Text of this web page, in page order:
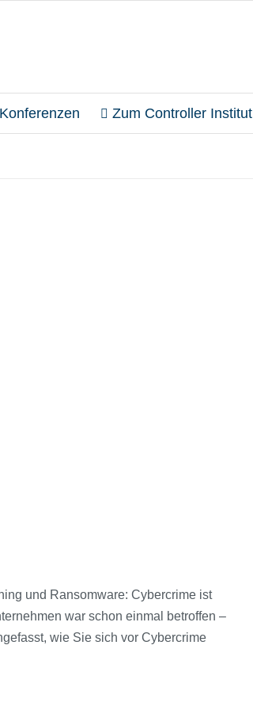
Konferenzen Zum Controller Institut
und Ransomware: Cybercrime ist
war schon einmal betroffen –
wie Sie sich vor Cybercrime